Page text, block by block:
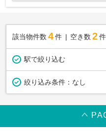
該当物件数 4件 空き数 2 件
駅で絞り込む
絞り込み条件： なし